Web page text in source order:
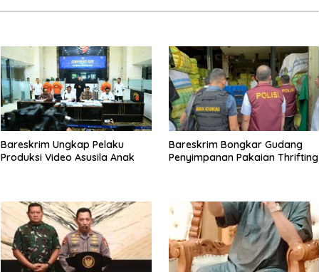
Bareskrim Ungkap Pelaku
Produksi Video Asusila Anak
Bareskrim Bongkar Gudang
Penyimpanan Pakaian Thrifting